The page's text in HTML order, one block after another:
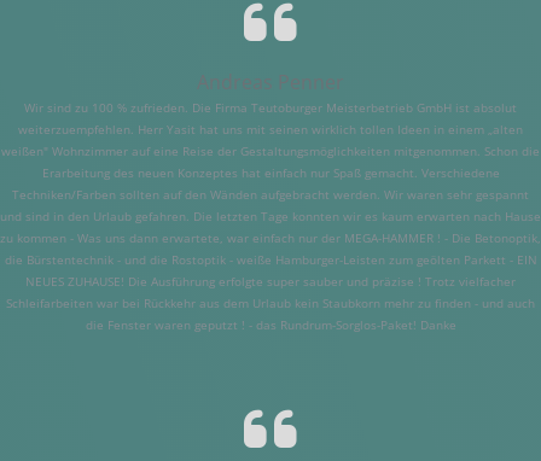
Andreas Penner
Wir sind zu 100 % zufrieden. Die Firma Teutoburger Meisterbetrieb GmbH ist absolut
weiterzuempfehlen. Herr Yasit hat uns mit seinen wirklich tollen Ideen in einem „alten
weißen" Wohnzimmer auf eine Reise der Gestaltungsmöglichkeiten mitgenommen. Schon die
Erarbeitung des neuen Konzeptes hat einfach nur Spaß gemacht. Verschiedene
Techniken/Farben sollten auf den Wänden aufgebracht werden. Wir waren sehr gespannt
und sind in den Urlaub gefahren. Die letzten Tage konnten wir es kaum erwarten nach Hause
zu kommen - Was uns dann erwartete, war einfach nur der MEGA-HAMMER ! - Die Betonoptik,
die Bürstentechnik - und die Rostoptik - weiße Hamburger-Leisten zum geölten Parkett - EIN
NEUES ZUHAUSE! Die Ausführung erfolgte super sauber und präzise ! Trotz vielfacher
Schleifarbeiten war bei Rückkehr aus dem Urlaub kein Staubkorn mehr zu finden - und auch
die Fenster waren geputzt ! - das Rundrum-Sorglos-Paket! Danke